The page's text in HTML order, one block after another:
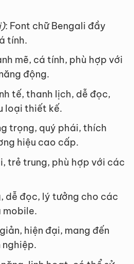
: Font chữ Bengali đầy
tính.
mẽ, cá tính, phù hợp với
động.
tế, thanh lịch, dễ đọc,
loại thiết kế.
trọng, quý phái, thích
hiệu cao cấp.
trẻ trung, phù hợp với các
dễ đọc, lý tưởng cho các
mobile.
hiện đại, mang đến
nghiệp.